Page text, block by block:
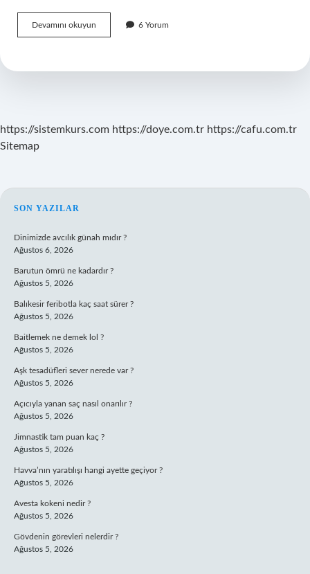
Devamını okuyun
nedir
6 Yorum
https://sistemkurs.com https://doye.com.tr https://cafu.com.tr
Sitemap
SIDEBAR
SON YAZILAR
Dinimizde avcılık günah mıdır ?
Ağustos 6, 2026
Barutun ömrü ne kadardır ?
Ağustos 5, 2026
Balıkesir feribotla kaç saat sürer ?
Ağustos 5, 2026
Baitlemek ne demek lol ?
Ağustos 5, 2026
Aşk tesadüfleri sever nerede var ?
Ağustos 5, 2026
Açıcıyla yanan saç nasıl onarılır ?
Ağustos 5, 2026
Jimnastik tam puan kaç ?
Ağustos 5, 2026
Havva’nın yaratılışı hangi ayette geçiyor ?
Ağustos 5, 2026
Avesta kokeni nedir ?
Ağustos 5, 2026
Gövdenin görevleri nelerdir ?
Ağustos 5, 2026